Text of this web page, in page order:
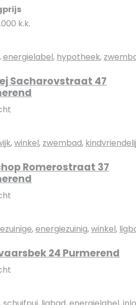
k.k.
,energielabel, hypotheek,
Sacharovstraat 47
,winkel, zwembad,
Romerostraat 37
,energiezuinig,winkel,
24 Purmerend